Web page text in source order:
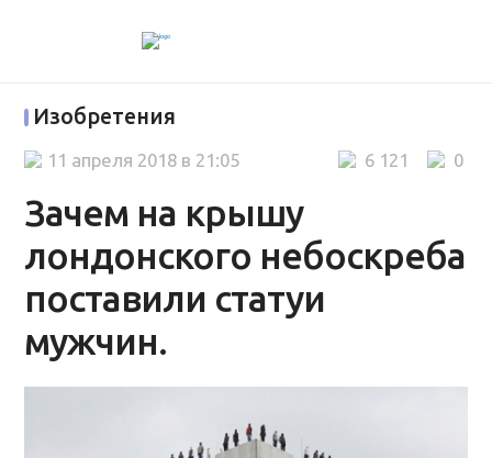
Изобретения
Зачем на крышу
лондонского небоскреба
поставили статуи
мужчин.
0
6 121
11 апреля 2018 в 21:05